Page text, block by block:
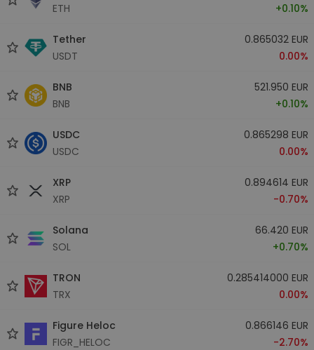
ETH
+0.10%
Tether
USDT
0.865032 EUR
0.00%
BNB
BNB
521.950 EUR
+0.10%
USDC
USDC
0.865298 EUR
0.00%
XRP
XRP
0.894614 EUR
-0.70%
Solana
SOL
66.420 EUR
+0.70%
TRON
TRX
0.285414000 EUR
0.00%
Figure Heloc
FIGR_HELOC
0.866146 EUR
-2.70%